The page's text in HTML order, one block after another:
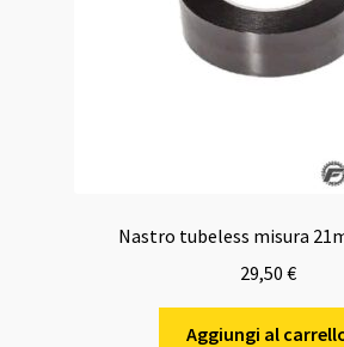
Nastro tubeless misura
29,50 €
Aggiungi al